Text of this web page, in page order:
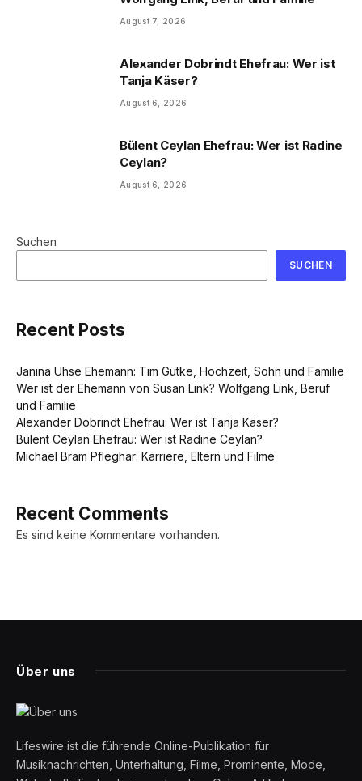
August 7, 2026
Alexander Dobrindt Ehefrau: Wer ist
Tanja Käser?
August 6, 2026
Bülent Ceylan Ehefrau: Wer ist Radine
Ceylan?
August 6, 2026
Suchen
SUCHEN
Recent Posts
Janina Uhse Ehemann: Tim Gutke, Hochzeit, Sohn und Familie
Wer ist der Ehemann von Susan Link? Wolfgang Link, Beruf
und Familie
Alexander Dobrindt Ehefrau: Wer ist Tanja Käser?
Bülent Ceylan Ehefrau: Wer ist Radine Ceylan?
Michael Bram Pfleghar: Karriere, Eltern und Filme
Recent Comments
Es sind keine Kommentare vorhanden.
Über uns
Lifeswire ist die führende Online-Publikation für
Musiknachrichten, Unterhaltung, Filme, Prominente, Mode,